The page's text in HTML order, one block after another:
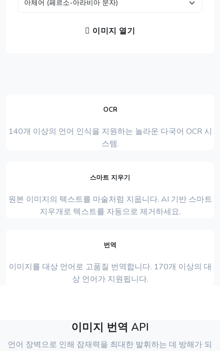
이미지 열기
OCR
140개 이상의 언어 인식을 지원하는 놀라운 다국어 OCR 시
스템.
스마트 지우기
원본 이미지의 텍스트를 마술처럼 지웁니다. AI 기반 스마트
지우개로 텍스트를 자동으로 제거하세요.
번역
이미지를 대상 언어로 고품질 번역합니다. 170개 이상의 대
상 언어가 지원됩니다.
이미지 번역 API
언어 장벽으로 인해 잠재력을 최대한 발휘하는 데 방해가 되